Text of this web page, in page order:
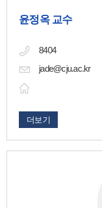
윤정옥 교수
8404
jade@cju.ac.kr
더보기